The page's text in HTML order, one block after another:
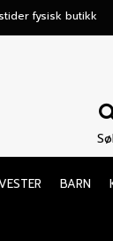
fysisk butikk
BARN